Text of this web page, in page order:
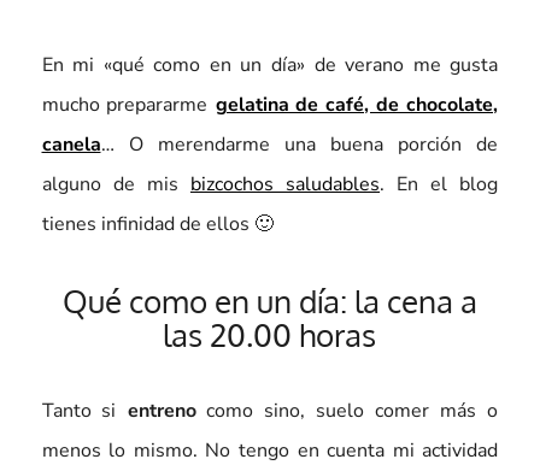
En mi «qué como en un día» de verano me gusta
mucho prepararme gelatina de café, de chocolate,
canela… O merendarme una buena porción de
alguno de mis bizcochos saludables. En el blog
tienes infinidad de ellos 🙂
Qué como en un día: la cena a
las 20.00 horas
Tanto si entrenocomo sino, suelo comer más o
menos lo mismo. No tengo en cuenta mi actividad